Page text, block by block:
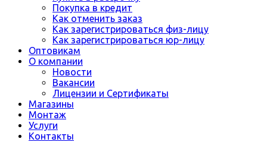
Покупка в кредит
Как отменить заказ
Как зарегистрироваться физ-лицу
Как зарегистрироваться юр-лицу
Оптовикам
О компании
Новости
Вакансии
Лицензии и Сертификаты
Магазины
Монтаж
Услуги
Контакты